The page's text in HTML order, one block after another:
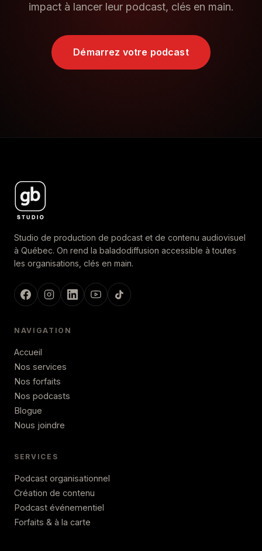
impact à lancer leur podcast, clés en main.
Démarrez votre podcast
Studio de production de podcast et de contenu audiovisuel
à Québec. On rend la baladodiffusion accessible à toutes
les organisations, clés en main.
NAVIGATION
Accueil
Nos services
Nos forfaits
Nos podcasts
Blogue
Nous joindre
SERVICES
Podcast organisationnel
Création de contenu
Podcast événementiel
Forfaits & à la carte